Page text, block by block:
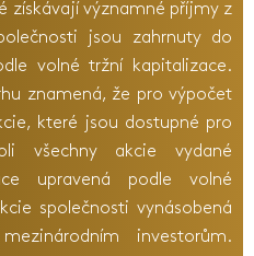
získávají významné příjmy z
jsou zahrnuty do
volné tržní kapitalizace.
znamená, že pro výpočet
které jsou dostupné pro
všechny akcie vydané
upravená podle volné
společnosti vynásobená
investorům.